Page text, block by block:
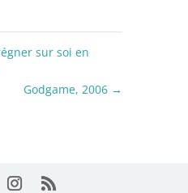
sur soi en
Godgame, 2006 →